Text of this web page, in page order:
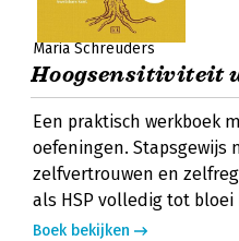
Maria Schreuders
Hoogsensitiviteit
Een praktisch werkboek
oefeningen. Stapsgewijs
zelfvertrouwen en
als HSP volledig tot bloei
Boek bekijken